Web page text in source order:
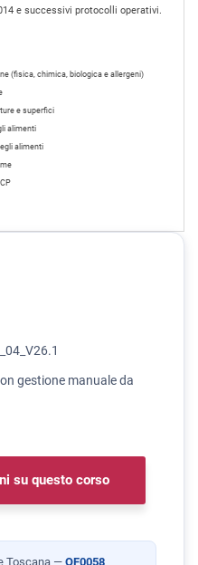
e successivi protocolli operativi.
(fisica, chimica, biologica e allergeni)
e superfici
alimenti
alimenti
gestione manuale da
su questo corso
Toscana — OF0058